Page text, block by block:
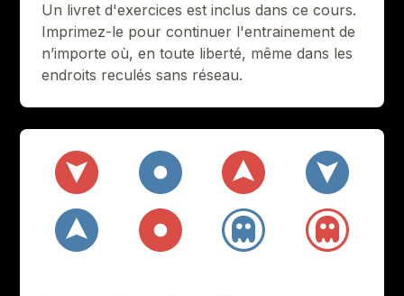
Un livret d'exercices est inclus dans ce cours.
Imprimez-le pour continuer l'entrainement de
n’importe où, en toute liberté, même dans les
endroits reculés sans réseau.